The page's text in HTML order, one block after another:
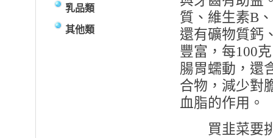
乳品類
其他類
質、維生素B
還有礦物質鈣
豐富，每100
腸胃蠕動，還
合物，減少對
血脂的作用。
買韭菜要挑